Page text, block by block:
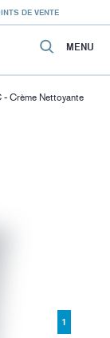
DE VENTE
MENU
- Crème Nettoyante
1